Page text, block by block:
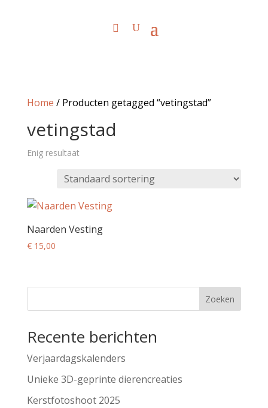
Home / Producten getagged “vetingstad”
vetingstad
Enig resultaat
Naarden Vesting
€15,00
Zoeken
Recente berichten
Verjaardagskalenders
Unieke 3D-geprinte dierencreaties
Kerstfotoshoot 2025